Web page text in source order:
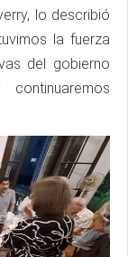
lo describió
la fuerza
del gobierno